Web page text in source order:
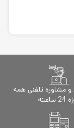
مشاوره تلفنی همه